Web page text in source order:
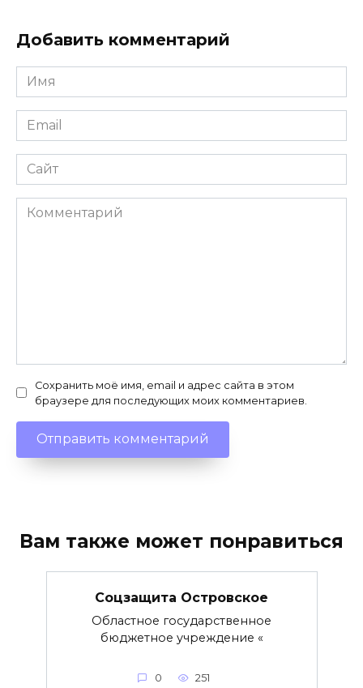
Добавить комментарий
Имя
*
Email
*
Сайт
Комментарий
Сохранить моё имя, email и адрес сайта в этом
браузере для последующих моих комментариев.
Вам также может понравиться
Соцзащита Островское
Областное государственное
бюджетное учреждение «
0 251